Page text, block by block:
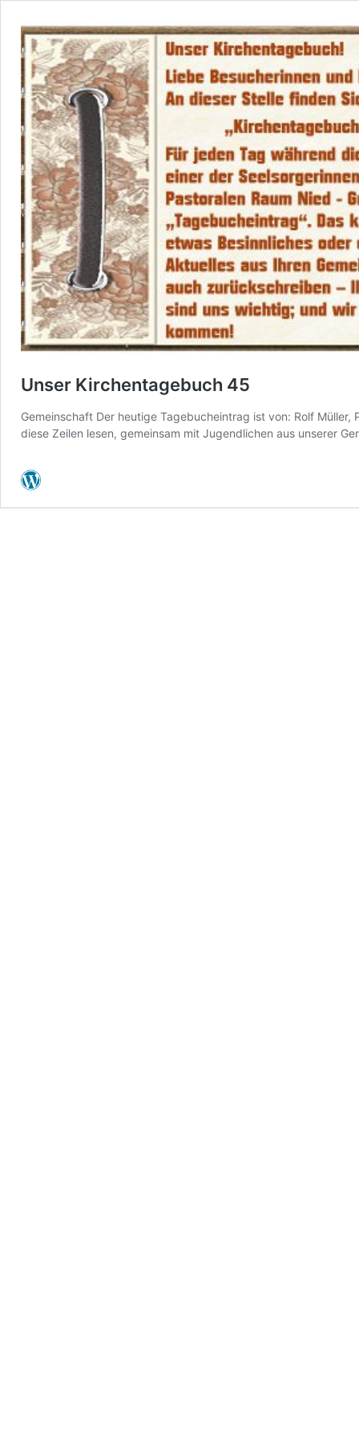
Unser Kirchentagebuch 45
Gemeinschaft Der heutige Tagebucheintrag ist von: Rolf
diese Zeilen lesen, gemeinsam mit Jugendlichen aus unserer